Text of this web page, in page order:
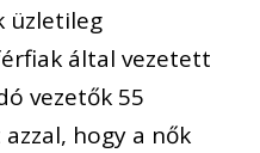
üzletileg
által vezetett
vezetők 55
hogy a nők